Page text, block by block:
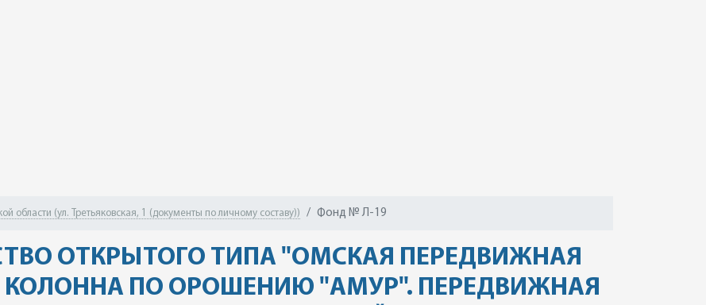
области (ул. Третьяковская, 1 (документы по личному составу)) Фонд № Л-19
ОТКРЫТОГО ТИПА "ОМСКАЯ ПЕРЕДВИЖНАЯ
ПО ОРОШЕНИЮ "АМУР". ПЕРЕДВИЖНАЯ